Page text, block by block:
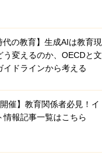
代の教育】生成AIは教育現
う変えるのか、OECDと文
イドラインから考える
開催】教育関係者必見！イ
情報記事一覧はこちら